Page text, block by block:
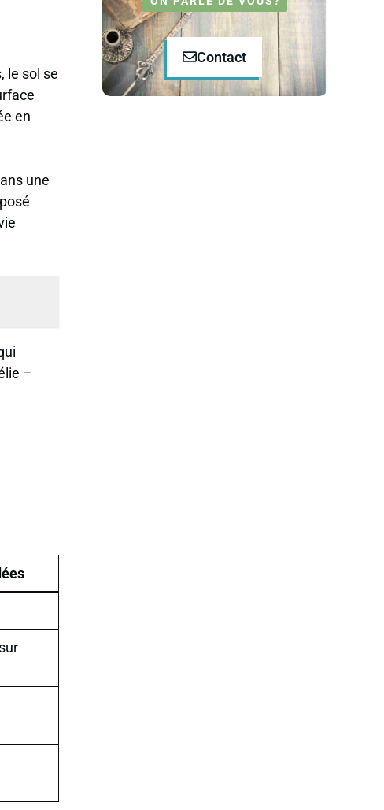
le sol se
en
une
–
Contact